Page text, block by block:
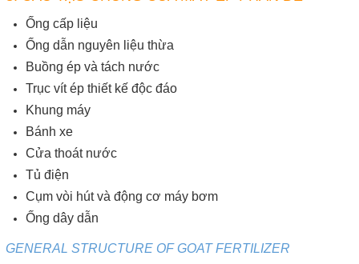
Ống cấp liệu
Ống dẫn nguyên liệu thừa
Buồng ép và tách nước
Trục vít ép thiết kế độc đáo
Khung máy
Bánh xe
Cửa thoát nước
Tủ điện
Cụm vòi hút và động cơ máy bơm
Ống dây dẫn
GENERAL STRUCTURE OF GOAT FERTILIZER